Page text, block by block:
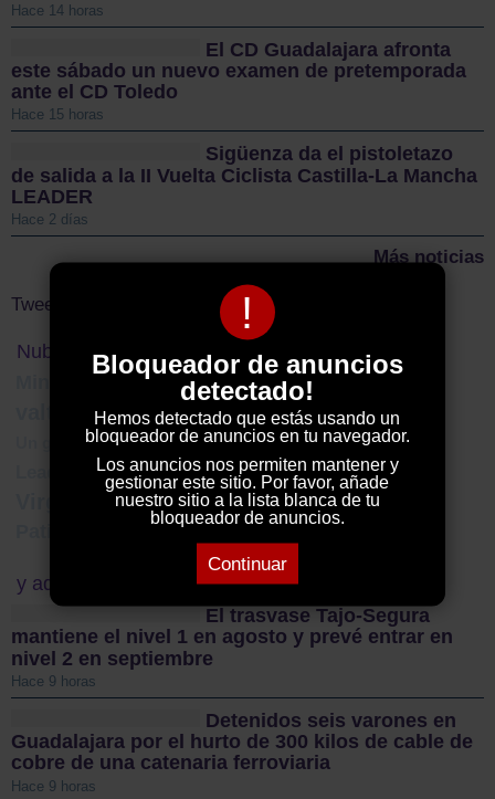
!
Bloqueador de anuncios
detectado!
Hemos detectado que estás usando un
bloqueador de anuncios en tu navegador.
Los anuncios nos permiten mantener y
gestionar este sitio. Por favor, añade
nuestro sitio a la lista blanca de tu
bloqueador de anuncios.
Continuar
Hace 14 horas
El CD Guadalajara afronta
este sábado un nuevo examen de pretemporada
ante el CD Toledo
Hace 15 horas
Sigüenza da el pistoletazo
de salida a la II Vuelta Ciclista Castilla-La Mancha
LEADER
Hace 2 días
Más noticias
Tweets by ElDecanodeGuad1
Nube de Tags
Ministerio para la Transición Ecológica y el Reto Demográfico
ciberviolencia
valtablado historia incendio La Mierla
Un guardia civil contra el cáncer
riofrio del llano
arte CEOE-Cepyme Sumar
Virgen de los Remedios leiva balonmano
Patio de los Leones
y además...
El trasvase Tajo-Segura
mantiene el nivel 1 en agosto y prevé entrar en
nivel 2 en septiembre
Hace 9 horas
Detenidos seis varones en
Guadalajara por el hurto de 300 kilos de cable de
cobre de una catenaria ferroviaria
Hace 9 horas